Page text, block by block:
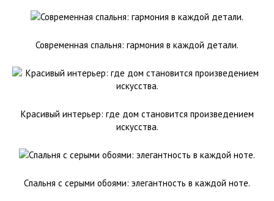
Современная спальня: гармония в каждой детали.
Красивый интерьер: где дом становится произведением
искусства.
Спальня с серыми обоями: элегантность в каждой ноте.